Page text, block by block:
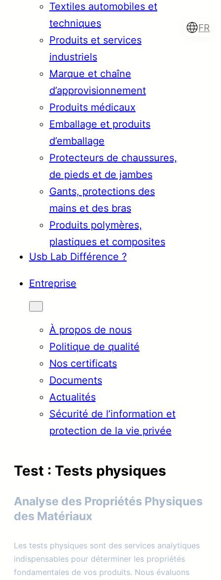
Textiles automobiles et
techniques
Produits et services
industriels
Marque et chaîne
d’approvisionnement
Produits médicaux
Emballage et produits
d’emballage
Protecteurs de chaussures,
de pieds et de jambes
Gants, protections des
mains et des bras
Produits polymères,
plastiques et composites
Usb Lab Différence ?
Entreprise
À propos de nous
Politique de qualité
Nos certificats
Documents
Actualités
Sécurité de l’information et
protection de la vie privée
FR
Türkçe English
Français
Test : Tests physiques
Analyse des Propriétés Physiques
des Matériaux
Les tests physiques sont des services analytiques
indispensables pour déterminer les propriétés
fondamentales de vos produits. Nous évaluons